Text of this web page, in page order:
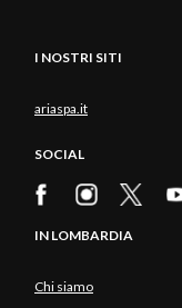
I NOSTRI SITI
ariaspa.it
SOCIAL
IN LOMBARDIA
Chi siamo